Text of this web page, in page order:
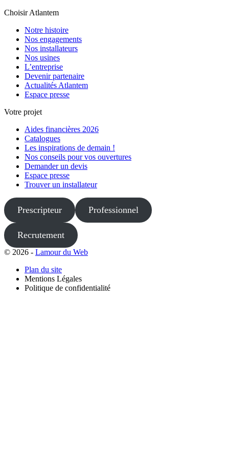
Choisir Atlantem
Notre histoire
Nos engagements
Nos installateurs
Nos usines
L’entreprise
Devenir partenaire
Actualités Atlantem
Espace presse
Votre projet
Aides financières 2026
Catalogues
Les inspirations de demain !
Nos conseils pour vos ouvertures
Demander un devis
Espace presse
Trouver un installateur
Prescripteur Professionnel
Recrutement
© 2026 - Lamour du Web
Plan du site
Mentions Légales
Politique de confidentialité